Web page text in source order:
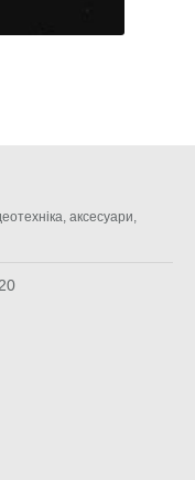
аксесуари,